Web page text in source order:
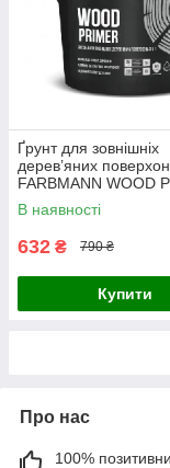
Ґрунт для зовнішніх
дерев’яних
FARBMANN WOOD
(ФАРБМЕН ВУД
2.7л
В наявності
632 ₴ 790 ₴
Купити
Про нас
100%